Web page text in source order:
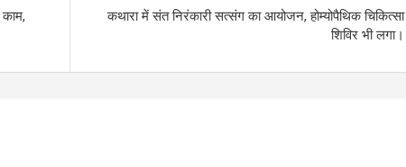
कथारा में संत निरंकारी सत्संग का आयोजन, होम्योपैथिक चिकित्सा
शिविर भी लगा।